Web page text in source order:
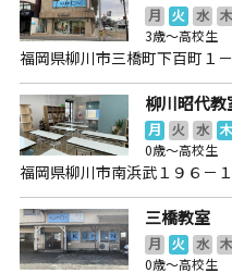
月 火 水 木
3歳～高校生
福岡県柳川市三橋町下百町１
柳川昭代教
月 火 水 木
0歳～高校生
福岡県柳川市南浜武１９６－１
三橋教室
月 火 水 木
0歳～高校生